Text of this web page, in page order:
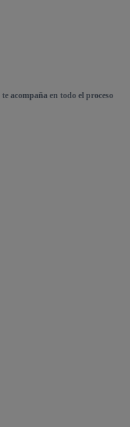
acompaña en todo el proceso